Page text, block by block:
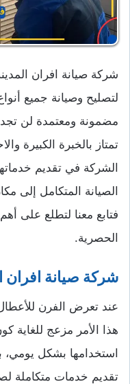
شركة صيانة افران
لتصليح وصيانة جميع
مضمونة ومعتمدة لن
تمتاز بالخبرة الكبيرة
الشركة في تقديم
الصيانة المتكامل إلى
فتابع معنا لتطلع على
الحصرية.
شركة صيانة افران
عند تعرض الفرن
هذا الأمر مزعج للغاية
استخدامها بشكل
تقديم خدمات متكاملة